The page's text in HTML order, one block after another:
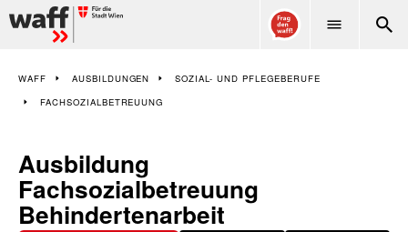
WAFF AUSBILDUNGEN
SOZIAL- UND PFLEGEBERUFE
FACHSOZIALBETREUUNG
Ausbildung
Fachsozialbetreuung
Behindertenarbeit